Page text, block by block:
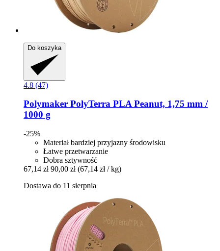
Do koszyka
4.8 (47)
Polymaker PolyTerra PLA Peanut, 1,75 mm /
1000 g
-25%
Materiał bardziej przyjazny środowisku
Łatwe przetwarzanie
Dobra sztywność
67,14 zł 90,00 zł (67,14 zł / kg)
Dostawa do 11 sierpnia